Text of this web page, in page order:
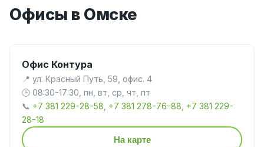
Офисы в Омске
Офис Контура
📍 ул. Красный Путь, 59, офис. 4
🕒 08:30-17:30, пн, вт, ср, чт, пт
📞 +7 381 229-28-58, +7 381 278-76-88, +7 381 229-
28-18
На карте